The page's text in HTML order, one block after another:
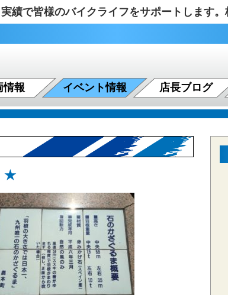
績で皆様のバイクライフをサポートします
情報 イベント情報 店長ブログ
★